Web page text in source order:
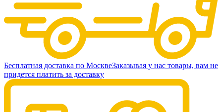
Бесплатная доставка по МосквеЗаказывая у нас товары, вам не
придется платить за доставку